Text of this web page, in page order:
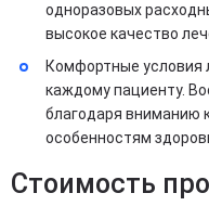
одноразовых
высокое качество
Комфортные условия
каждому пациенту.
благодаря вниманию
особенностям
Стоимость